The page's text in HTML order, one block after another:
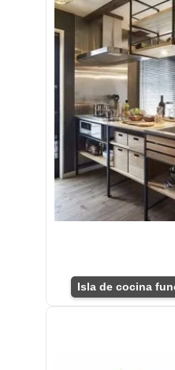
Isla de cocina